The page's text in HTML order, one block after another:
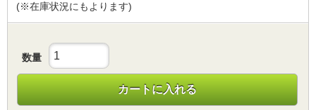
(※在庫状況にもよります)
数量
カートに入れる